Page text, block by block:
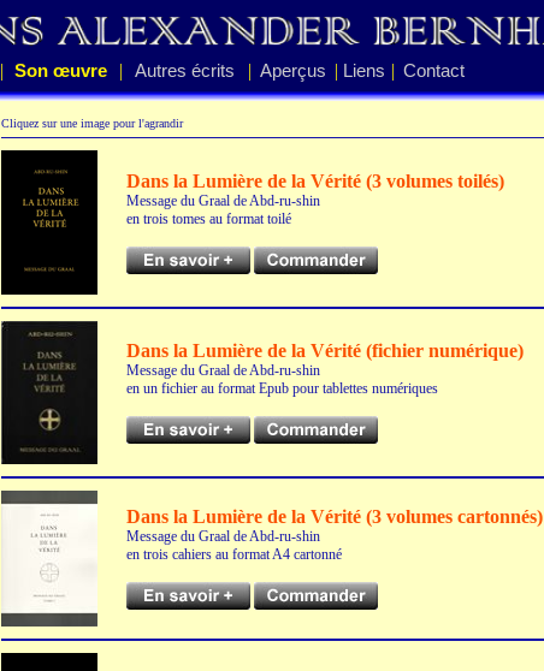
| Son œuvre | Autres écrits | Aperçus | Liens | Contact
Cliquez sur une image pour l'agrandir
Dans la Lumière de la Vérité (3 volumes toilés)
Message du Graal de Abd-ru-shin
en trois tomes au format toilé
Dans la Lumière de la Vérité (fichier numérique)
Message du Graal de Abd-ru-shin
en un fichier au format Epub pour tablettes numériques
Dans la Lumière de la Vérité (3 volumes cartonnés)
Message du Graal de Abd-ru-shin
en trois cahiers au format A4 cartonné